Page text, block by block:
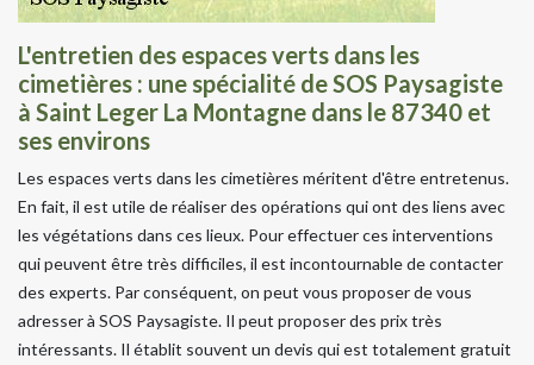
L'entretien des espaces verts dans les
cimetières : une spécialité de SOS Paysagiste
à Saint Leger La Montagne dans le 87340 et
ses environs
Les espaces verts dans les cimetières méritent d'être entretenus.
En fait, il est utile de réaliser des opérations qui ont des liens avec
les végétations dans ces lieux. Pour effectuer ces interventions
qui peuvent être très difficiles, il est incontournable de contacter
des experts. Par conséquent, on peut vous proposer de vous
adresser à SOS Paysagiste. Il peut proposer des prix très
intéressants. Il établit souvent un devis qui est totalement gratuit